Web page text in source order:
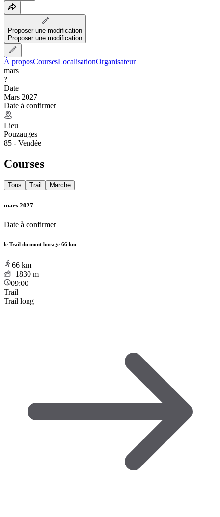
Proposer une modification
Proposer une modification
À proposCoursesLocalisationOrganisateur
mars
?
Date
Mars 2027
Date à confirmer
Lieu
Pouzauges
85 - Vendée
Courses
Tous Trail Marche
mars 2027
Date à confirmer
le Trail du mont bocage 66 km
66 km
+1830 m
09:00
Trail
Trail long